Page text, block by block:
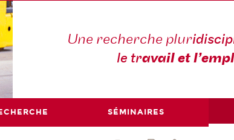
Une recherche plur
le travail et
SÉMINAIRES